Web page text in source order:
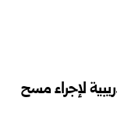
لإجراء مسح